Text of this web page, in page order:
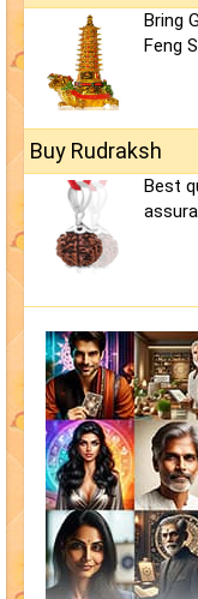
Bring
Feng
Buy Rudraksh
Best